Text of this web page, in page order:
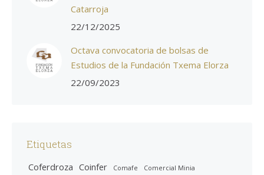
Catarroja
22/12/2025
Octava convocatoria de bolsas de
Estudios de la Fundación Txema Elorza
22/09/2023
Etiquetas
Coferdroza Coinfer Comafe Comercial Minia